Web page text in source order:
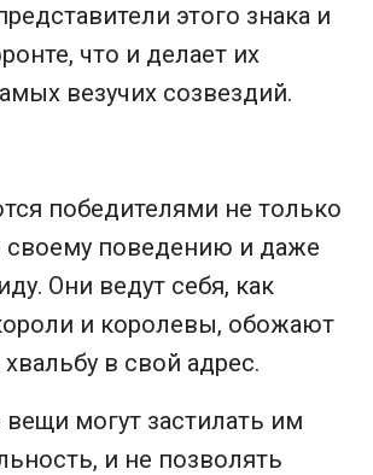
этого знака и
что и делает их
везучих созвездий.
победителями не только
своему поведению и даже
Они ведут себя, как
и королевы, обожают
в свой адрес.
вещи могут застилать им
и не позволять